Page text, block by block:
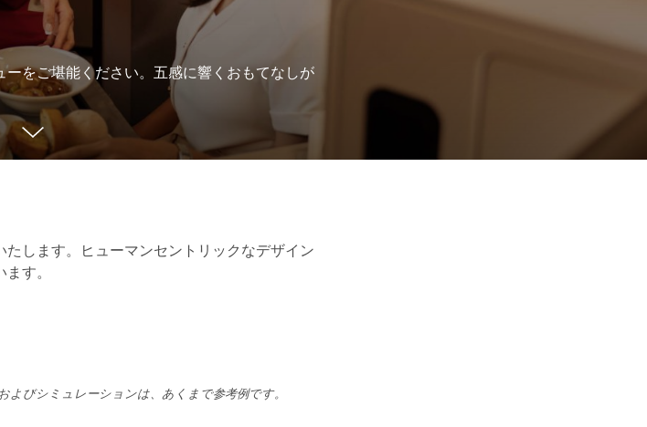
をご堪能ください。五感に響くおもてなしが
します。ヒューマンセントリックなデザイン
す。
よびシミュレーションは、あくまで参考例です。